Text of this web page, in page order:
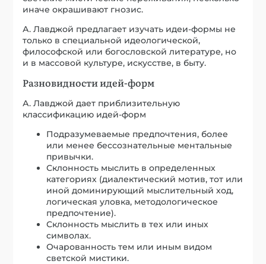
иначе окрашивают гнозис.
А. Лавджой предлагает изучать идеи-формы не
только в специальной идеологической,
философской или богословской литературе, но
и в массовой культуре, искусстве, в быту.
Разновидности идей-форм
А. Лавджой дает приблизительную
классификацию идей-форм
Подразумеваемые предпочтения, более
или менее бессознательные ментальные
привычки.
Склонность мыслить в определенных
категориях (диалектический мотив, тот или
иной доминирующий мыслительный ход,
логическая уловка, методологическое
предпочтение).
Склонность мыслить в тех или иных
символах.
Очарованность тем или иным видом
светской мистики.